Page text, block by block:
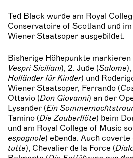
Ted Black wurde am Royal
Conservatoire of Scotland und
Wiener Staatsoper ausgebildet.
Bisherige Höhepunkte markieren
Vespri Siciliani), 2. Jude (Salome
Holländer für Kinder) und
Wiener Staatsoper, Ferrando (
Ottavio (Don Giovanni) an der
Lysander (Ein
Tamino (Die Zauberflöte) beim
und am Royal College of Music
espagnole) ebenda. Auch coverte
tutte), Chevalier de la Force (